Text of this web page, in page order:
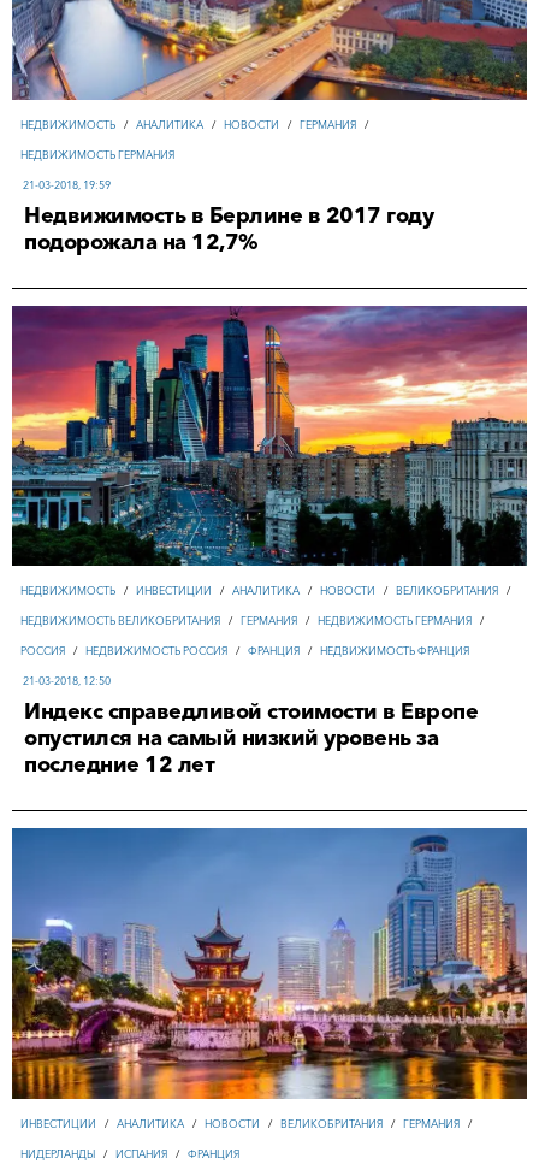
НЕДВИЖИМОСТЬ / АНАЛИТИКА / НОВОСТИ / ГЕРМАНИЯ /
НЕДВИЖИМОСТЬ ГЕРМАНИЯ
21-03-2018, 19:59
Недвижимость в Берлине в 2017 году
подорожала на 12,7%
НЕДВИЖИМОСТЬ / ИНВЕСТИЦИИ / АНАЛИТИКА / НОВОСТИ / ВЕЛИКОБРИТАНИЯ /
НЕДВИЖИМОСТЬ ВЕЛИКОБРИТАНИЯ / ГЕРМАНИЯ / НЕДВИЖИМОСТЬ ГЕРМАНИЯ /
РОССИЯ / НЕДВИЖИМОСТЬ РОССИЯ / ФРАНЦИЯ / НЕДВИЖИМОСТЬ ФРАНЦИЯ
21-03-2018, 12:50
Индекс справедливой стоимости в Европе
опустился на самый низкий уровень за
последние 12 лет
ИНВЕСТИЦИИ / АНАЛИТИКА / НОВОСТИ / ВЕЛИКОБРИТАНИЯ / ГЕРМАНИЯ /
НИДЕРЛАНДЫ / ИСПАНИЯ / ФРАНЦИЯ